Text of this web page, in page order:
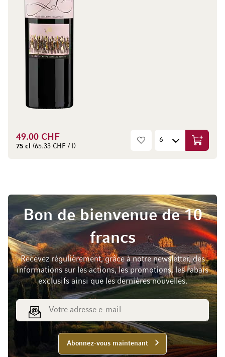
49.00 CHF
75 cl (65.33 CHF / l) Ajouter
Bon de bienvenue de 10
francs
Recevez régulièrement, grâce à notre newsletter, des
informations sur les actions, les promotions, les rabais
exclusifs ainsi que les dernières nouvelles.
Adresse e-mail
Abonnez-vous maintenant